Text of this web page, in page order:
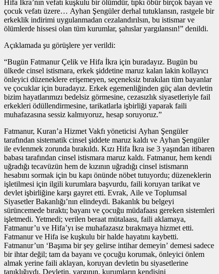
Hifa İkra’nın vefatı kuşkulu bir ölümdür, tıpkı öbür birçok bayan ve
çocuk vefatı üzere… Ayhan Şengüler derhal tutuklansın, rastgele bir
erkeklik indirimi uygulanmadan cezalandırılsın, bu istismar ve
ölümlerde hissesi olan tüm kurumlar, şahıslar yargılansın!” denildi.
Açıklamada şu görüşlere yer verildi:
“Bugün Fatmanur Çelik ve Hifa İkra için buradayız. Bugün bu
ülkede cinsel istismara, erkek şiddetine maruz kalan lakin kollayıcı
önleyici düzeneklere erişemeyen, seçeneksiz bırakılan tüm bayanlar
ve çocuklar için buradayız. Erkek egemenliğinden güç alan devletin
bizim hayatlarımızı bedelsiz görmesine, cezasızlık siyasetleriyle fail
erkekleri ödüllendirmesine, tarikatlarla işbirliği yaparak faili
muhafazasına sessiz kalmıyoruz, hesap soruyoruz.”
Fatmanur, Kuran’a Hizmet Vakfı yöneticisi Ayhan Şengüler
tarafından sistematik cinsel şiddete maruz kaldı ve Ayhan Şengüler
ile evlenmek zorunda bırakıldı. Kızı Hifa İkra ise 3 yaşından itibaren
babası tarafından cinsel istismara maruz kaldı. Fatmanur, hem kendi
uğradığı tecavüzün hem de kızının uğradığı cinsel istismarın
hesabını sormak için bu kapı önünde nöbet tutuyordu; düzeneklerin
işletilmesi için ilgili kurumlara başvurdu, faili koruyan tarikat ve
devlet işbirliğine karşı gayret etti. Evrak, Aile ve Toplumsal
Siyasetler Bakanlığı’nın elindeydi. Bakanlık bu belgeyi
sürüncemede bıraktı; bayanı ve çocuğu müdafaası gereken sistemleri
işletmedi. Yetmedi; verilen beraat mütalaası, faili aklamaya,
Fatmanur’u ve Hifa’yı ise muhafazasız bırakmaya hizmet etti.
Fatmanur ve Hifa ise kuşkulu bir halde hayatını kaybetti.
Fatmanur’un ‘Başıma bir şey gelirse intihar demeyin’ demesi sadece
bir ihtar değil; tam da bayanı ve çocuğu korumak, önleyici önlem
almak yerine faili aklayan, koruyan devletin bu siyasetlerine
tanıklığıydı. Devletin, yargının, kurumların kendisini